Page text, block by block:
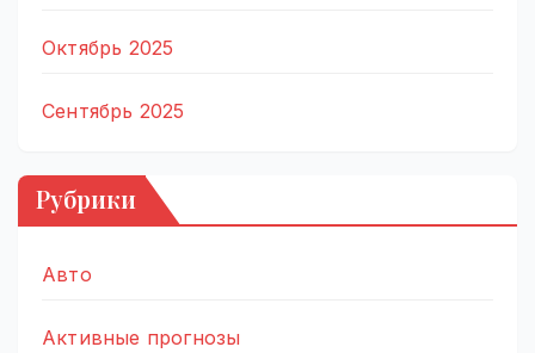
Октябрь 2025
Сентябрь 2025
Рубрики
Авто
Активные прогнозы